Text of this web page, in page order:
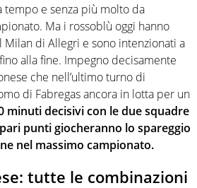
tempo e senza più molto da
Ma i rossoblù oggi hanno
Milan di Allegri e sono intenzionati a
alla fine. Impegno decisamente
che nell’ultimo turno di
di Fabregas ancora in lotta per un
minuti decisivi con le due squadre
punti giocheranno lo spareggio
nel massimo campionato.
tutte le combinazioni